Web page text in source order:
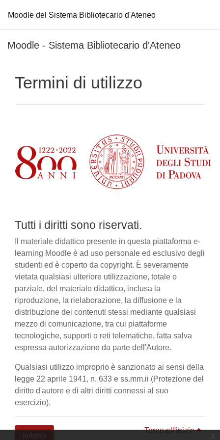
Moodle del Sistema Bibliotecario d'Ateneo
Moodle - Sistema Bibliotecario d'Ateneo
Termini di utilizzo
Tutti i diritti sono riservati.
Il materiale didattico presente in questa piattaforma e-
learning Moodle è ad uso personale ed esclusivo degli
studenti ed è coperto da copyright. È severamente
vietata qualsiasi ulteriore utilizzazione, totale o
parziale, del materiale didattico, inclusa la
riproduzione, la rielaborazione, la diffusione e la
distribuzione dei contenuti stessi mediante qualsiasi
mezzo di comunicazione, tra cui piattaforme
tecnologiche, supporti o reti telematiche, fatta salva
espressa autorizzazione da parte dell'Autore.
Qualsiasi utilizzo improprio è sanzionato ai sensi della
legge 22 aprile 1941, n. 633 e ss.mm.ii (Protezione del
diritto d'autore e di altri diritti connessi al suo
esercizio).
Torna all'inizio